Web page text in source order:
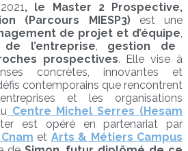
, le Master 2 Prospective,
(Parcours MIESP3) est une
de projet et d’équipe,
l’entreprise, gestion de
prospectives. Elle vise à
concrètes, innovantes et
contemporains que rencontrent
et les organisations
Centre Michel Serres (Hesam
est opéré en partenariat par
et Arts & Métiers Campus